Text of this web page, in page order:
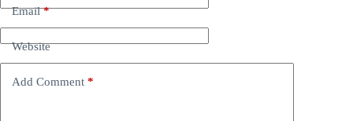
Email*
Website
Add Comment *